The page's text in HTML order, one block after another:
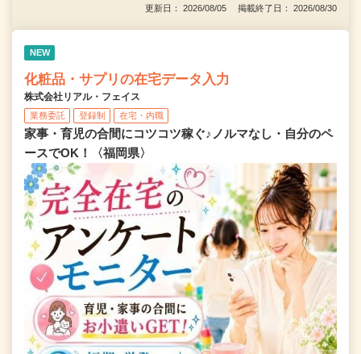
更新日： 2026/08/05 掲載終了日： 2026/08/30
NEW
化粧品・サプリの在宅データ入力
株式会社リアル・フェイス
業務委託 登録制 在宅・内職
家事・育児の合間にコツコツ稼ぐ♪ノルマなし・自分のペ
ースでOK！〈福岡県〉